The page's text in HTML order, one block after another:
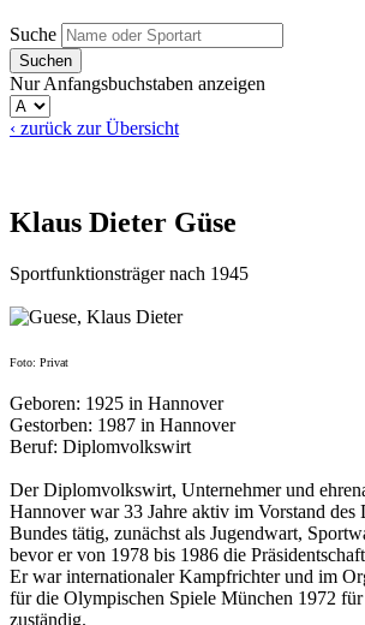
Suche
Nur Anfangsbuchstaben anzeigen
‹ zurück zur Übersicht
Klaus Dieter Güse
Sportfunktionsträger nach 1945
Foto: Privat
Geboren: 1925 in Hannover
Gestorben: 1987 in Hannover
Beruf: Diplomvolkswirt
Der Diplomvolkswirt, Unternehmer und
Hannover war 33 Jahre aktiv im Vorstand des
Bundes tätig, zunächst als Jugendwart,
bevor er von 1978 bis 1986 die
Er war internationaler Kampfrichter und im
für die Olympischen Spiele München 1972 für
zuständig.